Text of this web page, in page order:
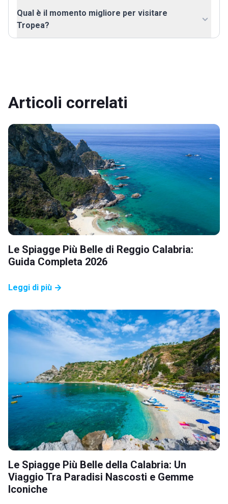
Qual è il momento migliore per visitare
Tropea?
Articoli correlati
Le Spiagge Più Belle di Reggio Calabria:
Guida Completa 2026
Leggi di più
Le Spiagge Più Belle della Calabria: Un
Viaggio Tra Paradisi Nascosti e Gemme
Iconiche